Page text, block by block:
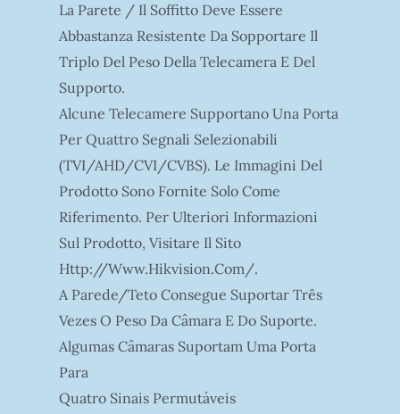
La Parete / Il Soffitto Deve Essere
Abbastanza Resistente Da Sopportare Il
Triplo Del Peso Della Telecamera E Del
Supporto.
Alcune Telecamere Supportano Una Porta
Per Quattro Segnali Selezionabili
(TVI/AHD/CVI/CVBS). Le Immagini Del
Prodotto Sono Fornite Solo Come
Riferimento. Per Ulteriori Informazioni
Sul Prodotto, Visitare Il Sito
Http://www.hikvision.com/.
A Parede/teto Consegue Suportar Três
Vezes O Peso Da Câmara E Do Suporte.
Algumas Câmaras Suportam Uma Porta
Para
Quatro Sinais Permutáveis